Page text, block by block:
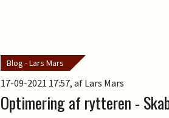
Blog - Lars Mars
17-09-2021 17:57, af Lars Mars
Optimering af rytteren -